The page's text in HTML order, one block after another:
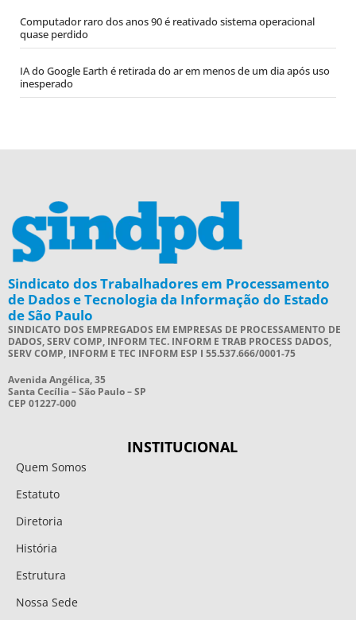
Computador raro dos anos 90 é reativado sistema operacional
quase perdido
IA do Google Earth é retirada do ar em menos de um dia após uso
inesperado
Sindicato dos Trabalhadores em Processamento
de Dados e Tecnologia da Informação do Estado
de São Paulo
SINDICATO DOS EMPREGADOS EM EMPRESAS DE PROCESSAMENTO DE
DADOS, SERV COMP, INFORM TEC. INFORM E TRAB PROCESS DADOS,
SERV COMP, INFORM E TEC INFORM ESP I 55.537.666/0001-75
Avenida Angélica, 35
Santa Cecília – São Paulo – SP
CEP 01227-000
INSTITUCIONAL
Quem Somos
Estatuto
Diretoria
História
Estrutura
Nossa Sede